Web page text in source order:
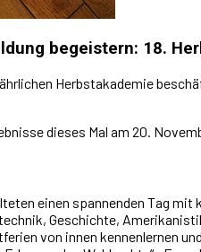
begeistern: 18.
Herbstakademie
dieses Mal am 20.
einen spannenden Tag
Geschichte,
von innen kennenlernen